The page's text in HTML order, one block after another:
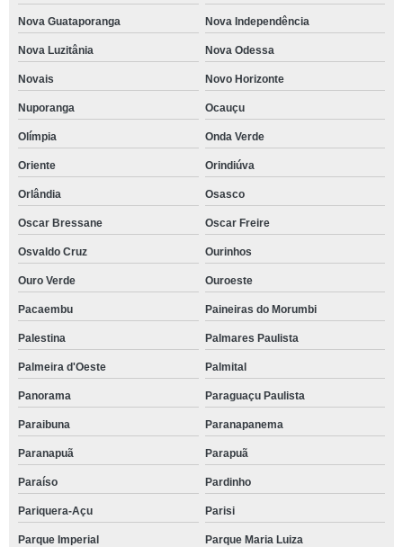
Nova Guataporanga Nova Independência
Nova Luzitânia Nova Odessa
Novais Novo Horizonte
Nuporanga Ocauçu
Olímpia Onda Verde
Oriente Orindiúva
Orlândia Osasco
Oscar Bressane Oscar Freire
Osvaldo Cruz Ourinhos
Ouro Verde Ouroeste
Pacaembu Paineiras do Morumbi
Palestina Palmares Paulista
Palmeira d'Oeste Palmital
Panorama Paraguaçu Paulista
Paraibuna Paranapanema
Paranapuã Parapuã
Paraíso Pardinho
Pariquera-Açu Parisi
Parque Imperial Parque Maria Luiza